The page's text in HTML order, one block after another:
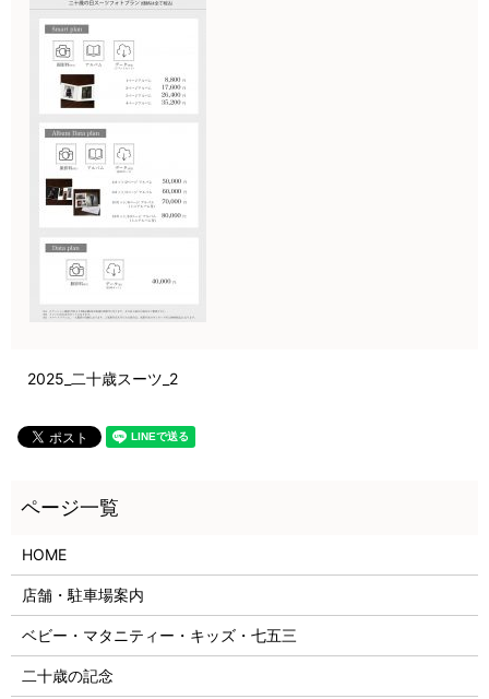
2025_二十歳スーツ_2
HOME
店舗・駐車場案内
ベビー・マタニティー・キッズ・七五三
二十歳の記念